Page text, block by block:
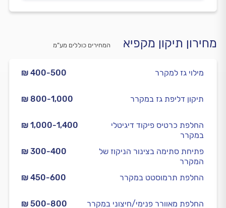
מחירון תיקון מקפיא המחירים כוללים מע”מ
₪ 400-500 מילוי גז למקרר
₪ 800-1,000 תיקון דליפת גז במקרר
₪ 1,000-1,400
החלפת כרטיס פיקוד דיגיטלי
במקרר
₪ 300-400
פתיחת סתימה בצינור הניקוז של
המקרר
₪ 450-600
החלפת תרמוסטט במקרר
₪ 500-800
החלפת מאוורר פנימי/חיצוני במקרר